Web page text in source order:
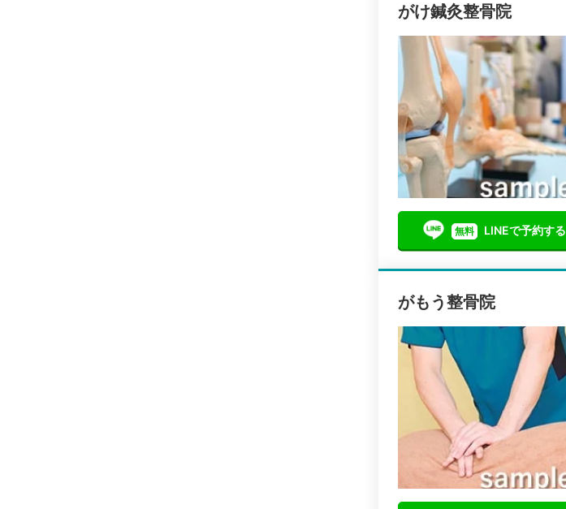
がけ鍼灸整骨院
無料 LINEで予約する
がもう整骨院